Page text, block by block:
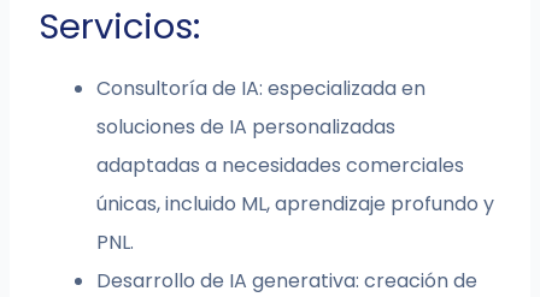
Servicios:
Consultoría de IA: especializada en
soluciones de IA personalizadas
adaptadas a necesidades comerciales
únicas, incluido ML, aprendizaje profundo y
PNL.
Desarrollo de IA generativa: creación de